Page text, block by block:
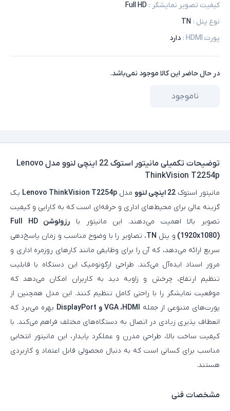
کیفیت تصویر نمایشگر :
Full HD
نوع پنل :
TN
پورت HDMI
: دارد
در حال حاضر این کالا موجود نمی‌باشد.
ناموجود
توضیحات تکمیلی
مانیتور استوک 22 اینچی لنوو مدل Lenovo
ThinkVision T2254p
مانیتور استوک 22 اینچی لنوو مدل Lenovo ThinkVision T2254p یک
گزینه عالی برای محیط‌های اداری و حرفه‌ای است که به کارایی و کیفیت
تصویر بالا اهمیت می‌دهند. این مانیتور با رزولوشن Full HD
(1920x1080) و پنل TN، تصاویر را با وضوح مناسب و زمان پاسخ‌دهی
سریع ارائه می‌دهد، که آن را برای وظایفی مانند کارهای روزمره اداری و
مرور اسناد ایده‌آل می‌کند. طراحی ارگونومیک این دستگاه با قابلیت
تنظیم ارتفاع، چرخش و زاویه دید به کاربران امکان می‌دهد که
موقعیت نمایشگر را با راحتی کامل تنظیم کنند. این مدل همچنین از
پورت‌های متنوعی از جمله VGA ،HDMI و DisplayPort
بهره می‌برد که
انعطاف‌ پذیری زیادی در اتصال به دستگاه‌های مختلف فراهم می‌کند. با
کیفیت ساخت بالا، طراحی مدرن و عملکرد پایدار، این مانیتور انتخابی
مناسب برای کسانی است که به دنبال محصولی قابل اعتماد و کاربردی
هستند.
مشخصات فنی